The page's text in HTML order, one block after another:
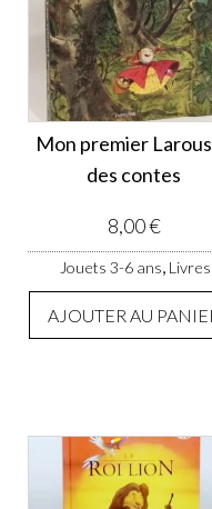
Mon premier
des contes
8,00€
Jouets 3-6 ans Livres
AJOUTER AU